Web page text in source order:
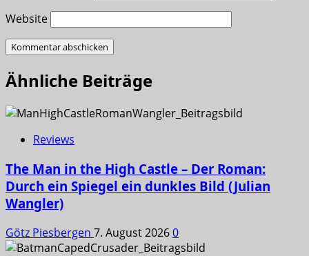
Website
Ähnliche Beiträge
Reviews
The Man in the High Castle – Der Roman:
Durch ein Spiegel ein dunkles Bild (Julian
Wangler)
Götz Piesbergen 7. August 20260